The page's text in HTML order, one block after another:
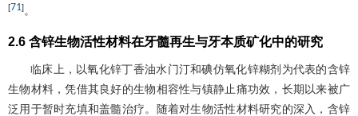
[71]。
2.6 含锌生物活性材料在牙髓再生与牙本质矿化中的研究
临床上，以氧化锌丁香油水门汀和碘仿氧化锌糊剂为代表的含锌
生物材料，凭借其良好的生物相容性与镇静止痛功效，长期以来被广
泛用于暂时充填和盖髓治疗。随着对生物活性材料研究的深入，含锌